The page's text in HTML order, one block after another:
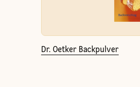
Dr. Oetker Backpulver